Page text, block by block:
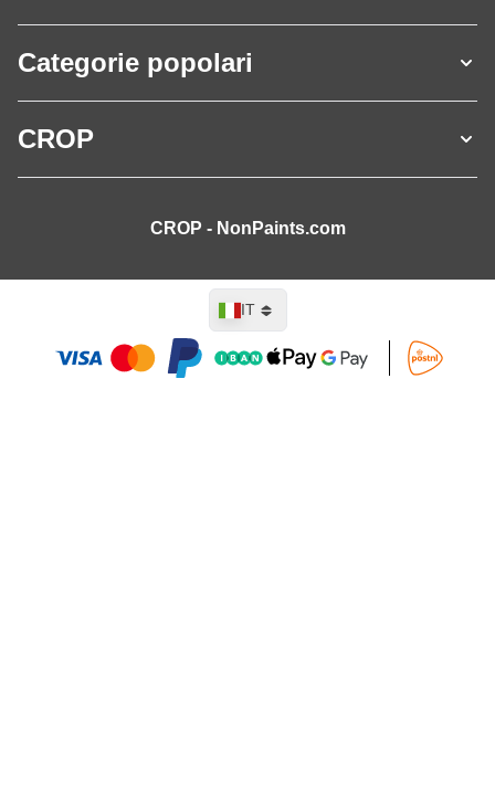
Categorie popolari
CROP
CROP - NonPaints.com
Lingua
IT